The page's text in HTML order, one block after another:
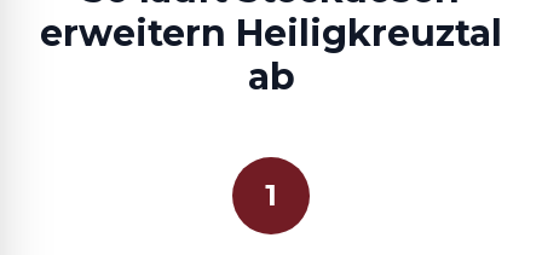
erweitern Heiligkreuztal
ab
1